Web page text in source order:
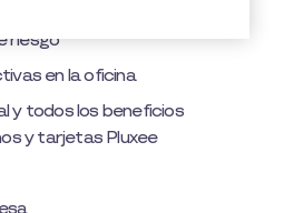
riesgo
en la oficina
y todos los beneficios
y tarjetas Pluxee